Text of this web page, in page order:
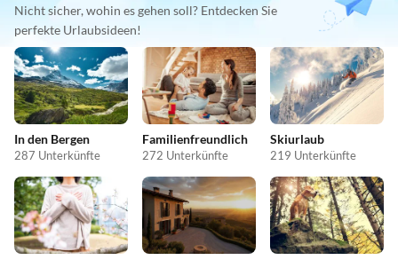
Nicht sicher, wohin es gehen soll? Entdecken Sie
perfekte Urlaubsideen!
In den Bergen
287 Unterkünfte
Familienfreundlich
272 Unterkünfte
Skiurlaub
219 Unterkünfte